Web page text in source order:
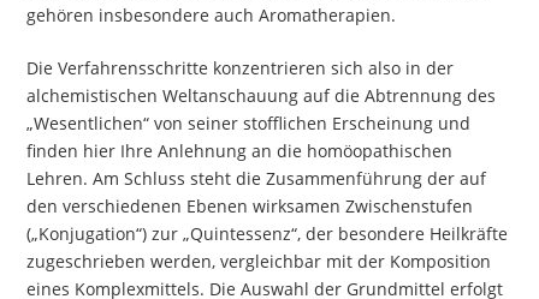
gehören insbesondere auch Aromatherapien.
Die Verfahrensschritte konzentrieren sich also in der
alchemistischen Weltanschauung auf die Abtrennung des
„Wesentlichen“ von seiner stofflichen Erscheinung und
finden hier Ihre Anlehnung an die homöopathischen
Lehren. Am Schluss steht die Zusammenführung der auf
den verschiedenen Ebenen wirksamen Zwischenstufen
(„Konjugation“) zur „Quintessenz“, der besondere Heilkräfte
zugeschrieben werden, vergleichbar mit der Komposition
eines Komplexmittels. Die Auswahl der Grundmittel erfolgt